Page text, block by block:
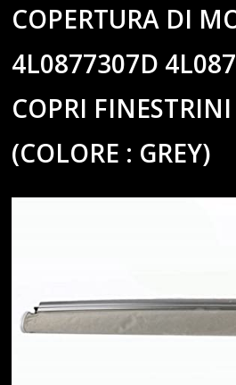
COPERTURA DI
4L0877307D
COPRI
(COLORE : GREY)